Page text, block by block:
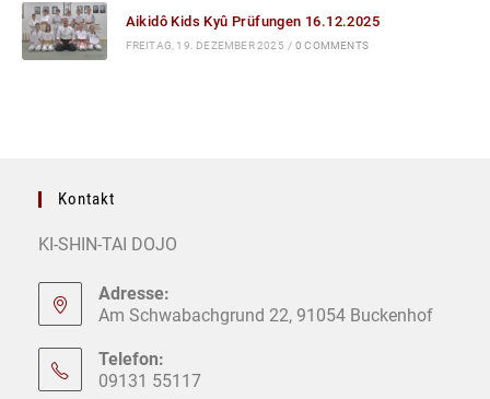
Aikidô Kids Kyû Prüfungen 16.12.2025
FREITAG, 19. DEZEMBER 2025 / 0 COMMENTS
Kontakt
KI-SHIN-TAI DOJO
Adresse:
Am Schwabachgrund 22, 91054 Buckenhof
Telefon:
09131 55117